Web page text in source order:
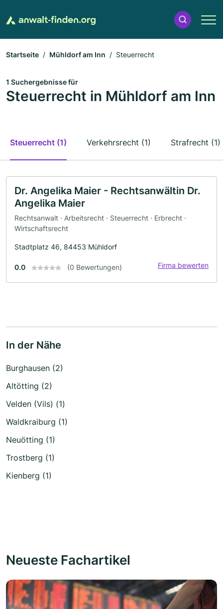
Startseite Mühldorf am Inn Steuerrecht
1 Suchergebnisse für
Steuerrecht in Mühldorf am Inn
Steuerrecht (1) Verkehrsrecht (1) Strafrecht (1)
Dr. Angelika Maier - Rechtsanwältin Dr.
Angelika Maier
Rechtsanwalt · Arbeitsrecht · Steuerrecht · Erbrecht ·
Wirtschaftsrecht
Stadtplatz 46, 84453 Mühldorf
0.0 (0 Bewertungen) Firma bewerten
In der Nähe
Burghausen (2)
Altötting (2)
Velden (Vils) (1)
Waldkraiburg (1)
Neuötting (1)
Trostberg (1)
Kienberg (1)
Neueste Fachartikel